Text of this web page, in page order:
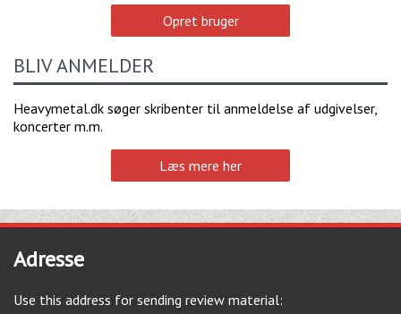
Opret bruger
BLIV ANMELDER
Heavymetal.dk søger skribenter til anmeldelse af udgivelser,
koncerter m.m.
Læs mere her
Adresse
Use this address for sending review material: